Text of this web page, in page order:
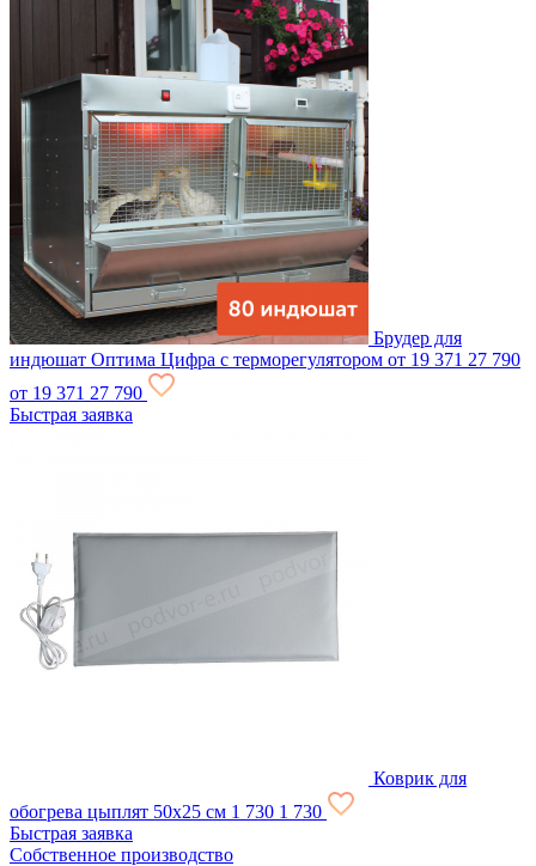
Брудер для
индюшат Оптима Цифра с терморегулятором от 19 371 27 790
от 19 371 27 790
Быстрая заявка
Коврик для
обогрева цыплят 50х25 см 1 730 1 730
Быстрая заявка
Собственное производство